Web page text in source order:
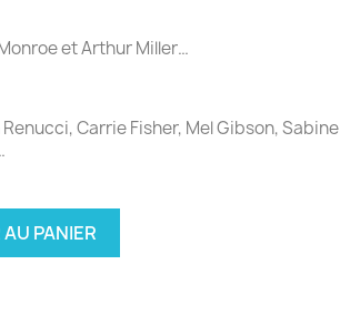
et Arthur Miller…
Carrie Fisher, Mel Gibson, Sabine
PANIER